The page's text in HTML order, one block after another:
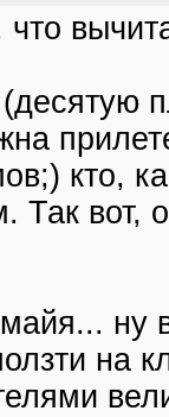
кто,
Так вот,
ну
на